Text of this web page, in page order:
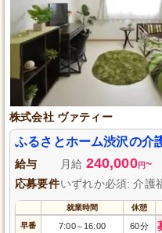
株式会社 ヴァティー
ふるさとホーム渋沢の介
給与 月給 240,000円~
応募要件いずれか必須: 介護
就業時間 休憩
早番 7:00～ 16:00 60分